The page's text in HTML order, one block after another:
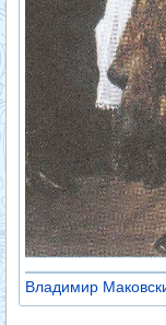
Владимир